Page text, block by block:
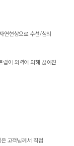
연현상으로 수선/심의
랩이 외력에 의해 끊어진
고객님께서 직접